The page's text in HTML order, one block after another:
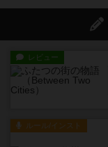
レビュー
ルール/インスト